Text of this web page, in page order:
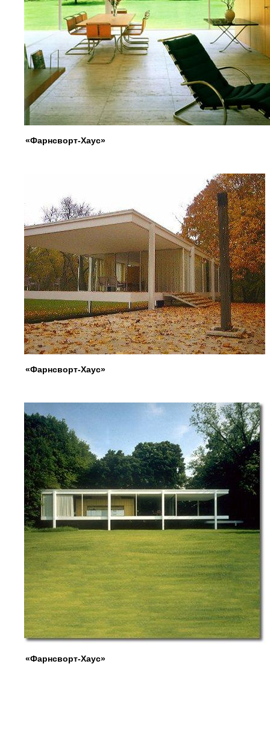
«Фарнсворт-Хаус»
«Фарнсворт-Хаус»
«Фарнсворт-Хаус»